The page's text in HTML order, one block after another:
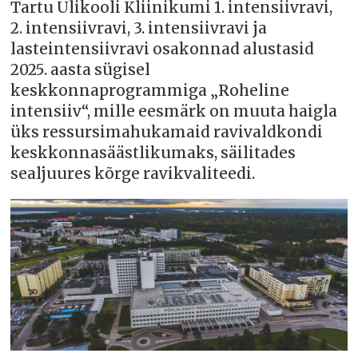
Tartu Ülikooli Kliinikumi 1. intensiivravi,
2. intensiivravi, 3. intensiivravi ja
lasteintensiivravi osakonnad alustasid
2025. aasta sügisel
keskkonnaprogrammiga „Roheline
intensiiv“, mille eesmärk on muuta haigla
üks ressursimahukamaid ravivaldkondi
keskkonnasäästlikumaks, säilitades
sealjuures kõrge ravikvaliteedi.